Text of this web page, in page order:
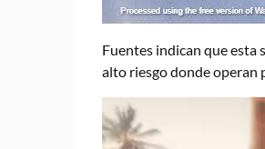
Fuentes indican que esta
alto riesgo donde operan